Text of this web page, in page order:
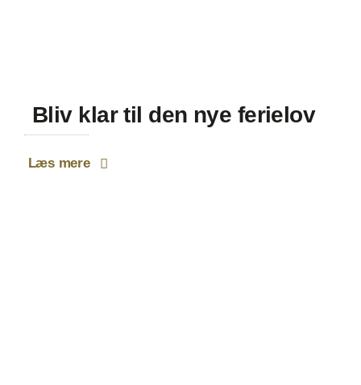
Bliv klar til den nye ferielov
Læs mere